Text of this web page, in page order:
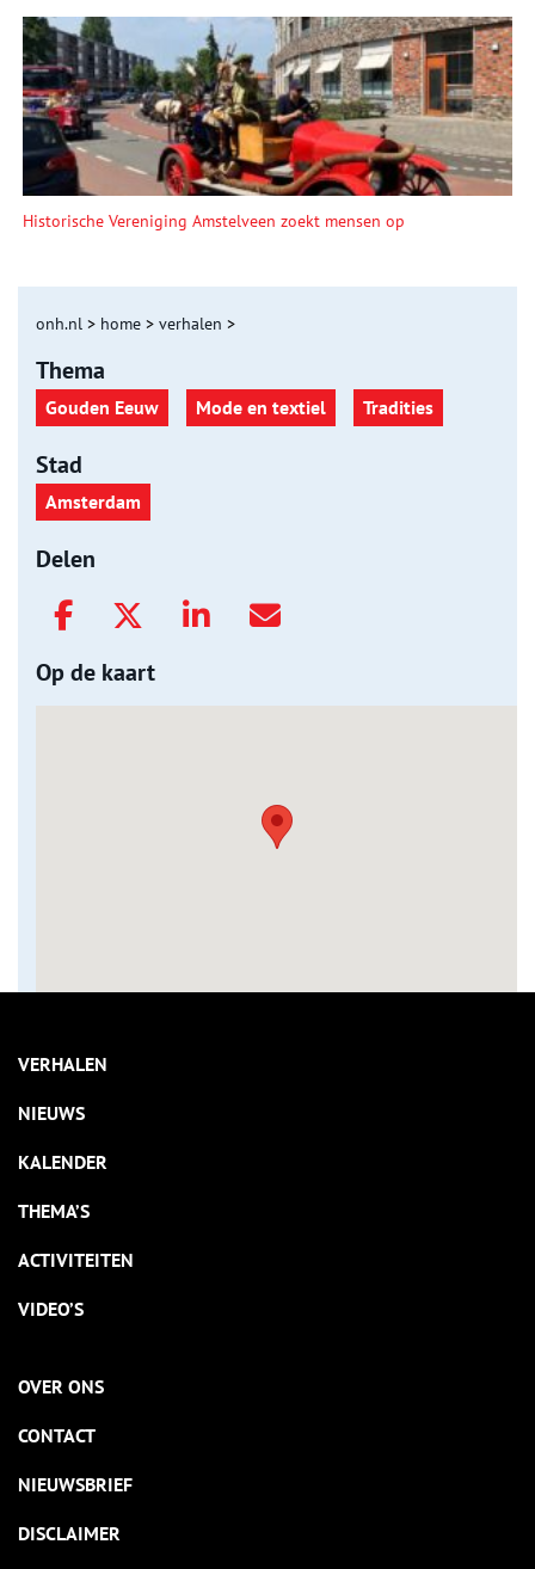
Historische Vereniging Amstelveen zoekt mensen op
onh.nl > home > verhalen >
Thema
Gouden Eeuw Mode en textiel Tradities
Stad
Amsterdam
Delen
Op de kaart
VERHALEN
NIEUWS
KALENDER
THEMA’S
ACTIVITEITEN
VIDEO’S
OVER ONS
CONTACT
NIEUWSBRIEF
DISCLAIMER